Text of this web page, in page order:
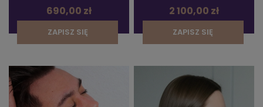
690,00 zł
ZAPISZ SIĘ
2 100,00 zł
ZAPISZ SIĘ